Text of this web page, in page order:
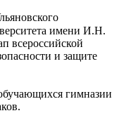
имени И.Н.
всероссийской
и защите
гимназии